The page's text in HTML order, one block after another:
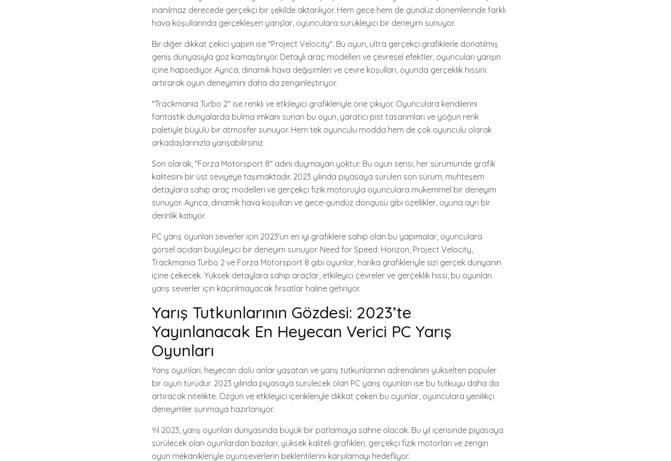
inanılmaz derecede gerçekçi bir şekilde aktarılıyor. Hem gece hem de gündüz dönemlerinde farklı
hava koşullarında gerçekleşen yarışlar, oyunculara sürükleyici bir deneyim sunuyor.
Bir diğer dikkat çekici yapım ise "Project Velocity". Bu oyun, ultra gerçekçi grafiklerle donatılmış
geniş dünyasıyla göz kamaştırıyor. Detaylı araç modelleri ve çevresel efektler, oyuncuları yarışın
içine hapsediyor. Ayrıca, dinamik hava değişimleri ve çevre koşulları, oyunda gerçeklik hissini
artırarak oyun deneyimini daha da zenginleştiriyor.
"Trackmania Turbo 2" ise renkli ve etkileyici grafikleriyle öne çıkıyor. Oyunculara kendilerini
fantastik dünyalarda bulma imkanı sunan bu oyun, yaratıcı pist tasarımları ve yoğun renk
paletiyle büyülü bir atmosfer sunuyor. Hem tek oyunculu modda hem de çok oyunculu olarak
arkadaşlarınızla yarışabilirsiniz.
Son olarak, "Forza Motorsport 8" adını duymayan yoktur. Bu oyun serisi, her sürümünde grafik
kalitesini bir üst seviyeye taşımaktadır. 2023 yılında piyasaya sürülen son sürüm, muhteşem
detaylara sahip araç modelleri ve gerçekçi fizik motoruyla oyunculara mükemmel bir deneyim
sunuyor. Ayrıca, dinamik hava koşulları ve gece-gündüz döngüsü gibi özellikler, oyuna ayrı bir
derinlik katıyor.
PC yarış oyunları severler için 2023'ün en iyi grafiklere sahip olan bu yapımalar, oyunculara
görsel açıdan büyüleyici bir deneyim sunuyor. Need for Speed: Horizon, Project Velocity,
Trackmania Turbo 2 ve Forza Motorsport 8 gibi oyunlar, harika grafikleriyle sizi gerçek dünyanın
içine çekecek. Yüksek detaylara sahip araçlar, etkileyici çevreler ve gerçeklik hissi, bu oyunları
yarış severler için kaçırılmayacak fırsatlar haline getiriyor.
Yarış Tutkunlarının Gözdesi: 2023’te
Yayınlanacak En Heyecan Verici PC Yarış
Oyunları
Yarış oyunları, heyecan dolu anlar yaşatan ve yarış tutkunlarının adrenalinini yükselten popüler
bir oyun türüdür. 2023 yılında piyasaya sürülecek olan PC yarış oyunları ise bu tutkuyu daha da
artıracak nitelikte. Özgün ve etkileyici içerikleriyle dikkat çeken bu oyunlar, oyunculara yenilikçi
deneyimler sunmaya hazırlanıyor.
Yıl 2023, yarış oyunları dünyasında büyük bir patlamaya sahne olacak. Bu yıl içerisinde piyasaya
sürülecek olan oyunlardan bazıları, yüksek kaliteli grafikleri, gerçekçi fizik motorları ve zengin
oyun mekanikleriyle oyunseverlerin beklentilerini karşılamayı hedefliyor.